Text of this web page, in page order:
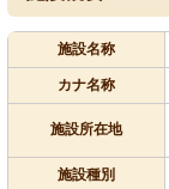
施設名称
カナ名称
施設所在地
施設種別